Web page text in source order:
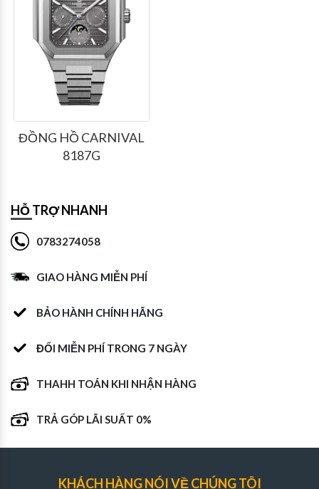
ĐỒNG HỒ CARNIVAL
8187G
HỖ TRỢ NHANH
0783274058
GIAO HÀNG MIỄN PHÍ
BẢO HÀNH CHÍNH HÃNG
ĐỔI MIỄN PHÍ TRONG 7 NGÀY
THAHH TOÁN KHI NHẬN HÀNG
TRẢ GÓP LÃI SUẤT 0%
KHÁCH HÀNG NÓI VỀ CHÚNG TÔI